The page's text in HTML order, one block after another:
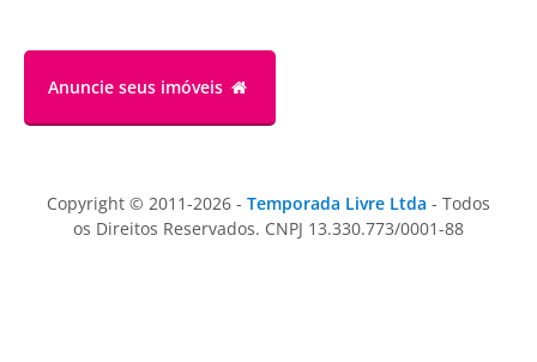
Anuncie seus imóveis
Copyright © 2011-2026 - Temporada Livre Ltda - Todos
os Direitos Reservados. CNPJ 13.330.773/0001-88